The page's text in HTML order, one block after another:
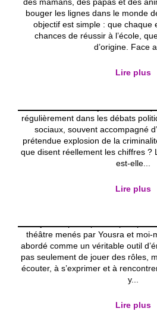
des mamans, des papas et des
bouger les lignes dans le monde
objectif est simple : que chaque
chances de réussir à l’école,
d’origine. Face
Lire plus
entre réalités
régulièrement dans les débats
sociaux, souvent accompagné
prétendue explosion de la
que disent réellement les chiffres ?
est-elle...
Lire plus
Le théâtre comme
théâtre menés par Yousra et moi-
abordé comme un véritable outil
pas seulement de jouer des rôles,
écouter, à s’exprimer et à
y...
Lire plus
Quand les parents «
ou dernier